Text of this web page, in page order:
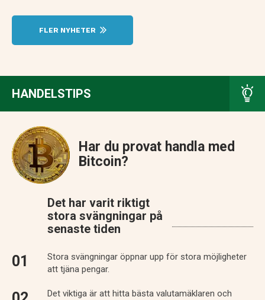
FLER NYHETER
HANDELSTIPS
Har du provat handla med
Bitcoin?
Det har varit riktigt
stora svängningar på
senaste tiden
Stora svängningar öppnar upp för stora möjligheter
att tjäna pengar.
Det viktiga är att hitta bästa valutamäklaren och